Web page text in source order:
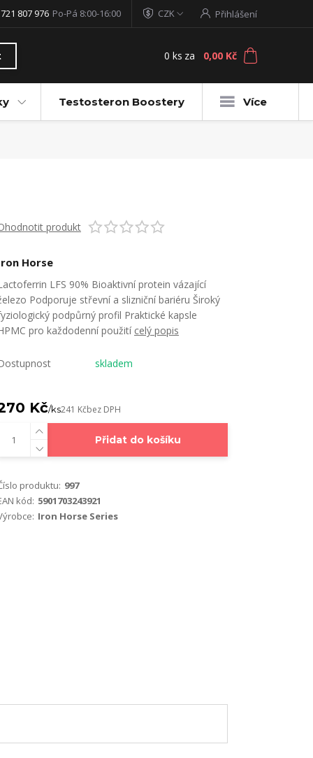
CZK Přihlášení
807 976 Po-Pá 8:00-16:00
0 ks za 0,00 Kč
Testosteron Boostery Více
produkt
Horse
LFS 90% Bioaktivní protein vázající
Podporuje střevní a slizniční bariéru Široký
podpůrný profil Praktické kapsle
pro každodenní použití celý popis
skladem
Kč/ks241 Kčbez DPH
Přidat do košíku
produktu: 997
kód: 5901703243921
Iron Horse Series